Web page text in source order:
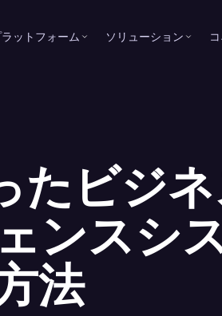
ットフォーム ソリューション
たビジ
ンスシ
法